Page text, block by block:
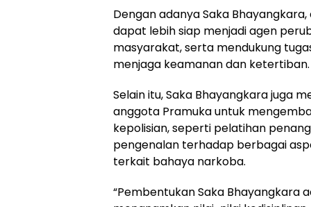
Dengan adanya Saka
dapat lebih siap menjadi agen
masyarakat, serta mendukung
menjaga keamanan dan ketertiban.
Selain itu, Saka Bhayangkara juga
anggota Pramuka untuk
kepolisian, seperti pelatihan
pengenalan terhadap berbagai
terkait bahaya narkoba.
“Pembentukan Saka Bhayangkara